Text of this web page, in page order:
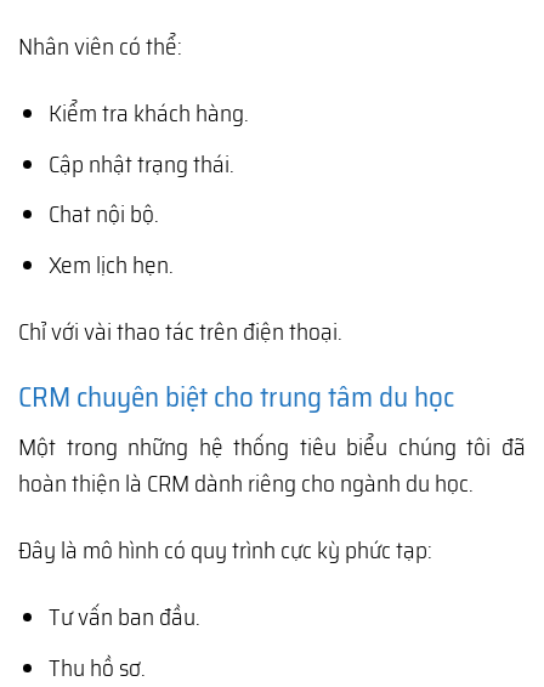
Nhân viên có thể:
Kiểm tra khách hàng.
Cập nhật trạng thái.
Chat nội bộ.
Xem lịch hẹn.
Chỉ với vài thao tác trên điện thoại.
CRM chuyên biệt cho trung tâm du học
Một trong những hệ thống tiêu biểu chúng tôi đã
hoàn thiện là CRM dành riêng cho ngành du học.
Đây là mô hình có quy trình cực kỳ phức tạp:
Tư vấn ban đầu.
Thu hồ sơ.